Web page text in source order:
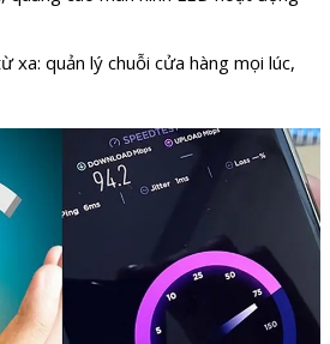
xa: quản lý chuỗi cửa hàng mọi lúc,